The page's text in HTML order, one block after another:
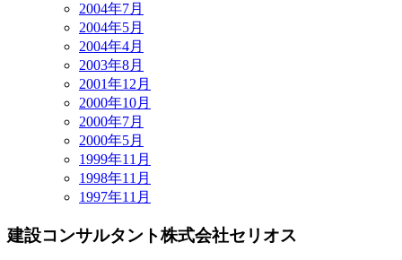
2004年7月
2004年5月
2004年4月
2003年8月
2001年12月
2000年10月
2000年7月
2000年5月
1999年11月
1998年11月
1997年11月
建設コンサルタント株式会社セリオス